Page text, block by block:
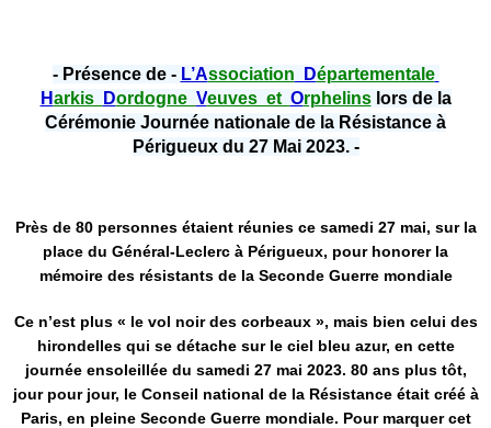
- Présence de - L’Association Départementale
Harkis Dordogne Veuves et Orphelins lors de la
Cérémonie Journée nationale de la Résistance à
Périgueux du 27 Mai 2023. -
Près de 80 personnes étaient réunies ce samedi 27 mai, sur la
place du Général-Leclerc à Périgueux, pour honorer la
mémoire des résistants de la Seconde Guerre mondiale
Ce n’est plus « le vol noir des corbeaux », mais bien celui des
hirondelles qui se détache sur le ciel bleu azur, en cette
journée ensoleillée du samedi 27 mai 2023. 80 ans plus tôt,
jour pour jour, le Conseil national de la Résistance était créé à
Paris, en pleine Seconde Guerre mondiale. Pour marquer cet